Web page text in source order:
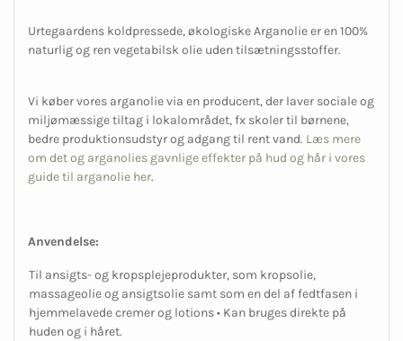
Urtegaardens koldpressede, økologiske Arganolie er en 100%
naturlig og ren vegetabilsk olie uden tilsætningsstoffer.
Vi køber vores arganolie via en producent, der laver sociale og
miljømæssige tiltag i lokalområdet, fx skoler til børnene,
bedre produktionsudstyr og adgang til rent vand. Læs mere
om det og arganolies gavnlige effekter på hud og hår i vores
guide til arganolie her.
Anvendelse:
Til ansigts- og kropsplejeprodukter, som kropsolie,
massageolie og ansigtsolie samt som en del af fedtfasen i
hjemmelavede cremer og lotions • Kan bruges direkte på
huden og i håret.